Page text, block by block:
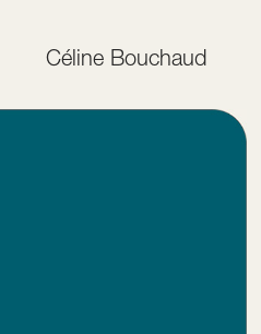
Céline Bouchaud